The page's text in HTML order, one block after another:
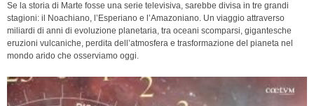
Se la storia di Marte fosse una serie televisiva, sarebbe divisa in tre grandi
stagioni: il Noachiano, l’Esperiano e l’Amazoniano. Un viaggio attraverso
miliardi di anni di evoluzione planetaria, tra oceani scomparsi, gigantesche
eruzioni vulcaniche, perdita dell’atmosfera e trasformazione del pianeta nel
mondo arido che osserviamo oggi.